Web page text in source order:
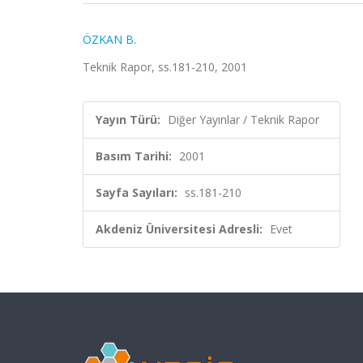
ÖZKAN B.
Teknik Rapor, ss.181-210, 2001
Yayın Türü: Diğer Yayınlar / Teknik Rapor
Basım Tarihi: 2001
Sayfa Sayıları: ss.181-210
Akdeniz Üniversitesi Adresli: Evet